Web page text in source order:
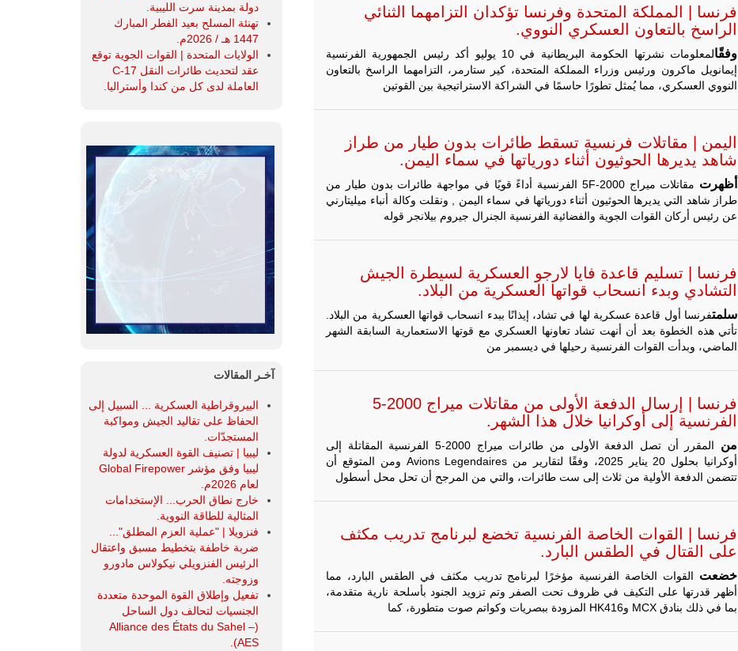
للمزيد
ليبيا | إنطلاق
فلينتلوك
بمشاركة
جيوش وقادة
من 30 دولة
الليبية.
في خطوة
تُوصف بأنها
المسافات بين
المؤسستين
العسكريتين في
شرق البلاد
وغربها، وسط
حضور دولي
تقوده الولايات
المتحدة وشراكة
أطراف ليبية
منقسمة منذ…
فرنسا | المملكة المتحدة وفرنسا تؤكدان التزامهما الثنائي
الراسخ بالتعاون العسكري النووي.
وفقًا
لمعلومات نشرتها الحكومة البريطانية في 10 يوليو أكد رئيس الجمهورية الفرنسية
إيمانويل ماكرون ورئيس وزراء المملكة المتحدة، كير ستارمر، التزامهما الراسخ بالتعاون
النووي العسكري، مما يُمثل تطورًا حاسمًا في الشراكة الاستراتيجية بين القوتين
اليمن | مقاتلات فرنسية تسقط طائرات بدون طيار من طراز
شاهد يديرها الحوثيون أثناء دورياتها في سماء اليمن.
أظهرت
مقاتلات ميراج 2000-5F الفرنسية أداءً قويًا في مواجهة طائرات بدون طيار من
طراز شاهد التي يديرها الحوثيون أثناء دورياتها في سماء اليمن , ونقلت وكالة أنباء ميليتارني
عن رئيس أركان القوات الجوية والفضائية الفرنسية الجنرال جيروم بيلانجر قوله
فرنسا | تسليم قاعدة فايا لارجو العسكرية لسيطرة الجيش
التشادي وبدء انسحاب قواتها العسكرية من البلاد.
سلمتفرنسا أول قاعدة عسكرية لها في تشاد، إيذانًا ببدء انسحاب قواتها العسكرية من البلاد.
تأتي هذه الخطوة بعد أن أنهت تشاد تعاونها العسكري مع قوتها الاستعمارية السابقة الشهر
الماضي، وبدأت القوات الفرنسية رحيلها في ديسمبر من
فرنسا | إرسال الدفعة الأولى من مقاتلات ميراج 2000-5
الفرنسية إلى أوكرانيا خلال هذا الشهر.
من
المقرر أن تصل الدفعة الأولى من طائرات ميراج 2000-5 الفرنسية المقاتلة إلى
أوكرانيا بحلول 20 يناير 2025، وفقًا لتقارير من Avions Legendaires ومن المتوقع أن
تتضمن الدفعة الأولية من ثلاث إلى ست طائرات، والتي من المرجح أن تحل محل أسطول
فرنسا | القوات الخاصة الفرنسية تخضع لبرنامج تدريب مكثف
على القتال في الطقس البارد.
خضعت القوات الخاصة الفرنسية مؤخرًا لبرنامج تدريب مكثف في الطقس البارد، مما
أظهر قدرتها على التكيف في ظروف تحت الصفر وتم تزويد الجنود بأسلحة نارية متقدمة،
بما في ذلك بنادق MCX وHK416 المزودة ببصريات وكواتم صوت متطورة، كما
دولة بمدينة سرت الليبية.
تهنئة المسلح بعيد الفطر المبارك
1447 هـ / 2026م.
الولايات المتحدة | القوات الجوية توقع
عقد لتحديث طائرات النقل C-17
العاملة لدى كل من كندا وأستراليا.
آخـر المقالات
البيروقراطية العسكرية ... السبيل إلى
الحفاظ على تقاليد الجيش ومواكبة
المستجدّات.
ليبيا | تصنيف القوة العسكرية لدولة
ليبيا وفق مؤشر Global Firepower
لعام 2026م.
خارج نطاق الحرب... الإستخدامات
المثالية للطاقة النووية.
فنزويلا | "عملية العزم المطلق"...
ضربة خاطفة بتخطيط مسبق واعتقال
الرئيس الفنزويلي نيكولاس مادورو
وزوجته.
تفعيل وإطلاق القوة الموحدة متعددة
الجنسيات لتحالف دول الساحل
(Alliance des États du Sahel –
AES).